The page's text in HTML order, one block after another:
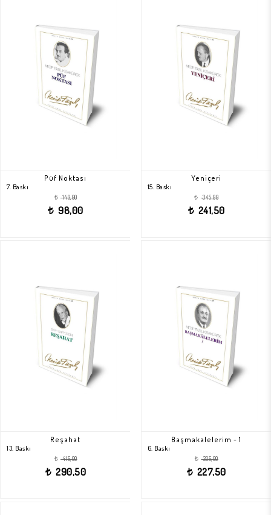
Püf Noktası
7. Baskı
t
140,00
t
98,00
Yeniçeri
15. Baskı
t
345,00
t
241,50
Reşahat
13. Baskı
t
415,00
t
290,50
Başmakalelerim - 1
6. Baskı
t
325,00
t
227,50